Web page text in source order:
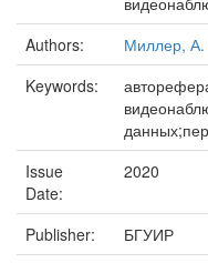
Authors:
Миллер,
Keywords:
Issue
Date:
2020
Publisher:
БГУИР